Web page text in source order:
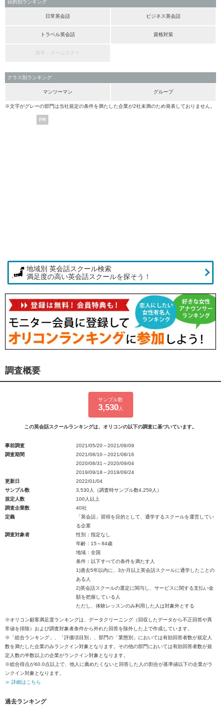
目的別ランキング
日常英会話 ビジネス英会話
トラベル英会話 資格対策
留学・ホームステイ
クラス別ランキング
マンツーマン グループ
※文字がグレーの部門は当社規定の条件を満たした企業が2社未満のため発表しておりません。
PR
地域別 英会話スクール検索
満足度の高い英会話スクールを探そう！
調査概要
サンプル数
3,530人
この英会話スクールランキングは、オリコンの以下の調査に基づいています。
事前調査
2021/05/20～2021/08/09
調査期間
2021/08/10～2021/08/16
2020/08/31～2020/09/04
2019/09/18～2019/09/24
更新日
2022/01/04
サンプル数
3,530人（調査時サンプル数4,259人）
規定人数
100人以上
調査企業数
40社
定義
「英会話」習得を目的として、通学するスクールを運営してい
る企業
調査対象者
性別：指定なし
年齢：15～84歳
地域：全国
条件：以下すべての条件を満たす人
1)過去5年以内に、3か月以上英会話スクールに通学したことの
ある人
2)英会話スクールの選定に関与し、サービスに関する支払い金
額を把握している人
ただし、体験レッスンのみ利用した人は対象外とする
※オリコン顧客満足度ランキングは、データクリーニング（回収したデータから不正回答や異
常値を排除）および調査対象者条件から外れた回答を除外した上で作成しています。
※「総合ランキング」、「評価項目別」、部門の「業態別」においては有効回答者数が規定人
数を満たした企業のみランクイン対象となります。その他の部門においては有効回答者数が規
定人数の半数以上の企業がランクイン対象となります。
※総合得点が60.0点以上で、他人に薦めたくないと回答した人の割合が基準値以下の企業がラ
ンクイン対象となります。
≫ 詳細はこちら
過去ランキング